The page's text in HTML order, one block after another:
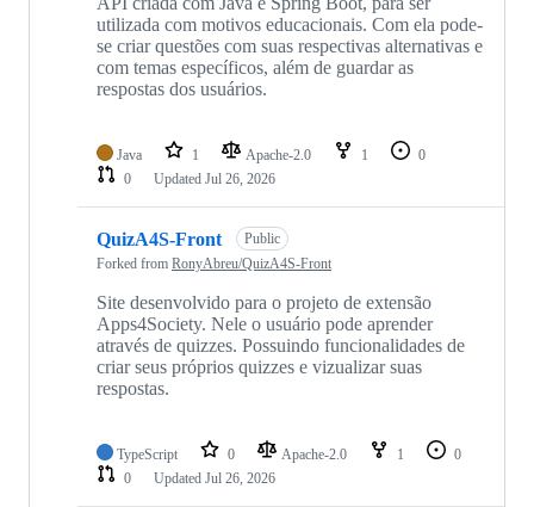
utilizada com motivos educacionais. Com ela pode-
se criar questões com suas respectivas alternativas e
com temas específicos, além de guardar as
respostas dos usuários.
Java 1 Apache-2.0 1
0
0
Updated Jul 26, 2026
QuizA4S-Front
Public
Forked from RonyAbreu/QuizA4S-Front
Site desenvolvido para o projeto de extensão
Apps4Society. Nele o usuário pode aprender
através de quizzes. Possuindo funcionalidades de
criar seus próprios quizzes e vizualizar suas
respostas.
TypeScript 0 Apache-2.0 1
0
0
Updated Jul 26, 2026